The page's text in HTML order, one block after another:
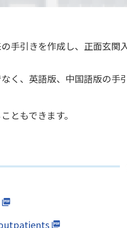
手引きを作成し、正面玄関
く、英語版、中国語版の手
ともできます。